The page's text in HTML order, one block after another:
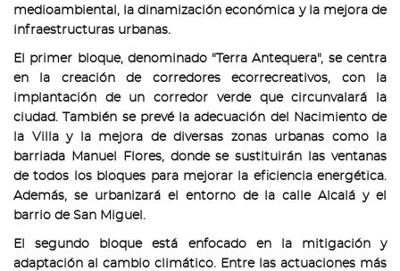
medioambiental, la dinamización económica y la mejora de
infraestructuras urbanas.
El primer bloque, denominado "Terra Antequera", se centra
en la creación de corredores ecorrecreativos, con la
implantación de un corredor verde que circunvalará la
ciudad. También se prevé la adecuación del Nacimiento de
la Villa y la mejora de diversas zonas urbanas como la
barriada Manuel Flores, donde se sustituirán las ventanas
de todos los bloques para mejorar la eficiencia energética.
Además, se urbanizará el entorno de la calle Alcalá y el
barrio de San Miguel.
El segundo bloque está enfocado en la mitigación y
adaptación al cambio climático. Entre las actuaciones más